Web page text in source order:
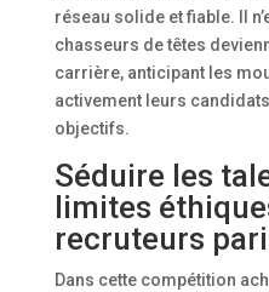
réseau solide et fiable. Il
chasseurs de têtes
carrière, anticipant les
activement leurs
objectifs.
Séduire les
limites
recruteurs
Dans cette compétition